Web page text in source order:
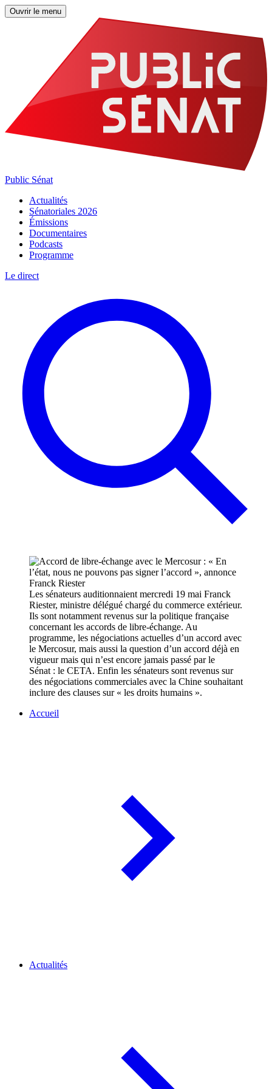
Ouvrir le menu
Public Sénat
Actualités
Sénatoriales 2026
Émissions
Documentaires
Podcasts
Programme
Le direct
Les sénateurs auditionnaient mercredi 19 mai Franck
Riester, ministre délégué chargé du commerce extérieur.
Ils sont notamment revenus sur la politique française
concernant les accords de libre-échange. Au
programme, les négociations actuelles d’un accord avec
le Mercosur, mais aussi la question d’un accord déjà en
vigueur mais qui n’est encore jamais passé par le
Sénat : le CETA. Enfin les sénateurs sont revenus sur
des négociations commerciales avec la Chine souhaitant
inclure des clauses sur « les droits humains ».
Accueil
Actualités